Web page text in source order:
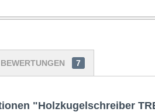
BEWERTUNGEN 7
"Holzkugelschreiber